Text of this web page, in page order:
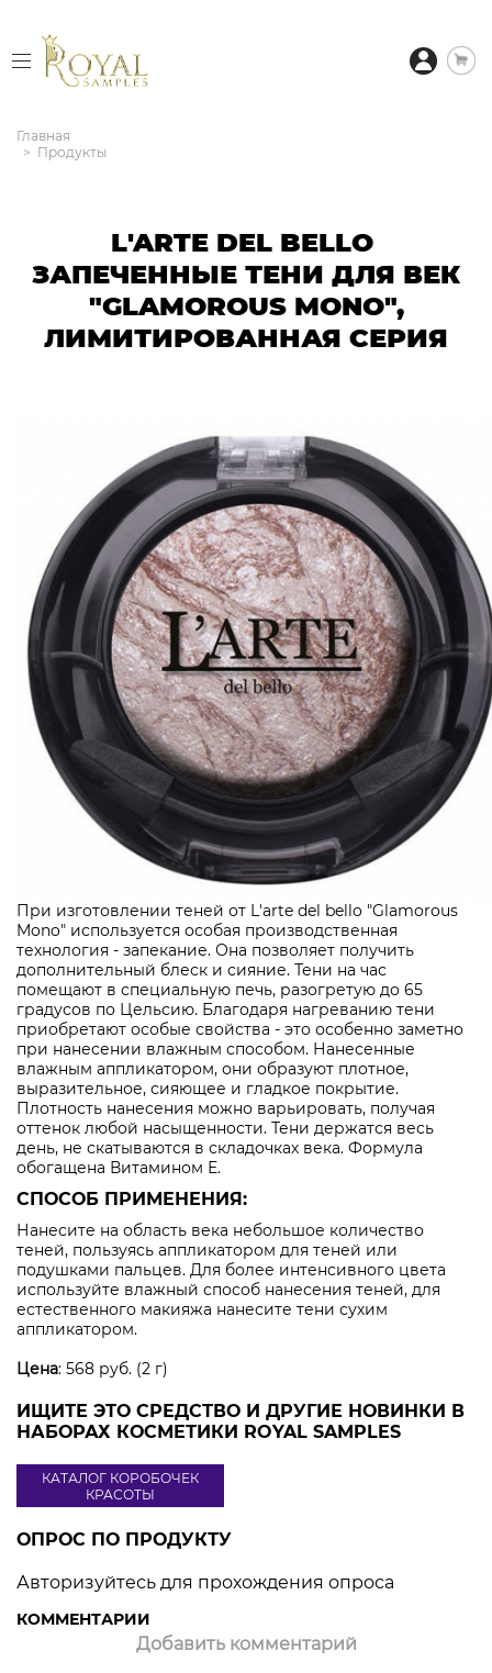
Главная
Продукты
L'ARTE DEL BELLO
ЗАПЕЧЕННЫЕ ТЕНИ ДЛЯ ВЕК
"GLAMOROUS MONO",
ЛИМИТИРОВАННАЯ СЕРИЯ
При изготовлении теней от L'arte del bello "Glamorous
Mono" используется особая производственная
технология - запекание. Она позволяет получить
дополнительный блеск и сияние. Тени на час
помещают в специальную печь, разогретую до 65
градусов по Цельсию. Благодаря нагреванию тени
приобретают особые свойства - это особенно заметно
при нанесении влажным способом. Нанесенные
влажным аппликатором, они образуют плотное,
выразительное, сияющее и гладкое покрытие.
Плотность нанесения можно варьировать, получая
оттенок любой насыщенности. Тени держатся весь
день, не скатываются в складочках века. Формула
обогащена Витамином Е.
СПОСОБ ПРИМЕНЕНИЯ:
Нанесите на область века небольшое количество
теней, пользуясь аппликатором для теней или
подушками пальцев. Для более интенсивного цвета
используйте влажный способ нанесения теней, для
естественного макияжа нанесите тени сухим
аппликатором.
Цена: 568 руб. (2 г)
ИЩИТЕ ЭТО СРЕДСТВО И ДРУГИЕ НОВИНКИ В
НАБОРАХ КОСМЕТИКИ ROYAL SAMPLES
КАТАЛОГ КОРОБОЧЕК
КРАСОТЫ
ОПРОС ПО ПРОДУКТУ
Авторизуйтесь для прохождения опроса
КОММЕНТАРИИ
Добавить комментарий